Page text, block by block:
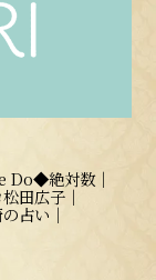
Do◆絶対数｜
田広子｜
占い｜